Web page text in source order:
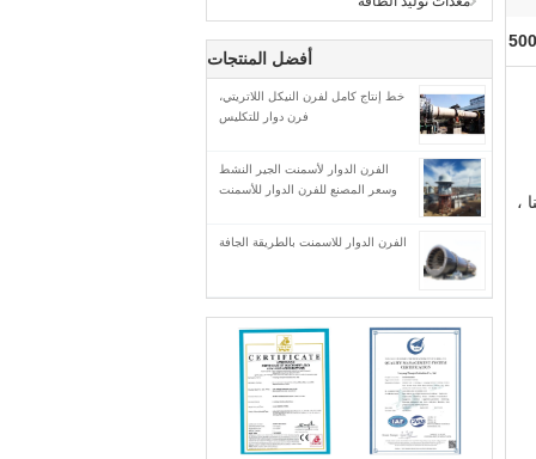
أفضل المنتجات
خط إنتاج كامل لفرن النيكل اللاتريتي،
فرن دوار للتكليس
الفرن الدوار لأسمنت الجير النشط
وسعر المصنع للفرن الدوار للأسمنت
الفرن الدوار للاسمنت بالطريقة الجافة
،